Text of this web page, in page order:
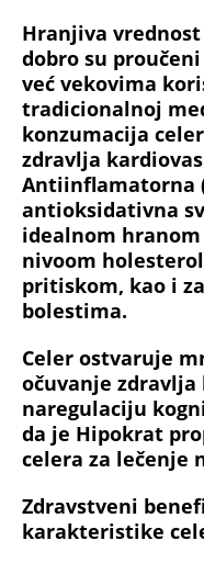
Hranjiva
dobro su
već vekovima
tradicionalnoj
konzumacija
zdravlja
Antiinflamatorna
antioksidativna
idealnom
nivoom
pritiskom, kao i
bolestima.
Celer ostvaruje
očuvanje
naregulaciju
da je Hipokrat
celera za lečenje
Zdravstveni
karakteristike